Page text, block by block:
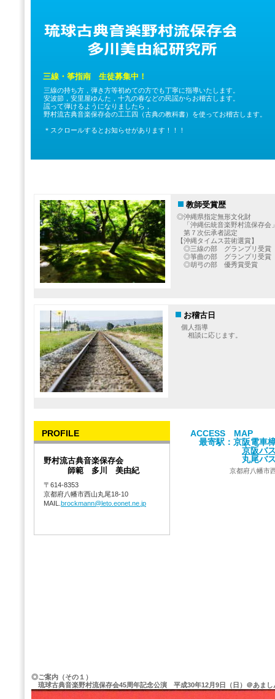
三線・筝指南 生徒募集中！
三線の持ち方，弾き方等初めての方でも丁寧に指導いたします。
安波節，安里屋ゆんた，十九の春などの民謡からお稽古します。
謡って弾けるようになりましたら，
野村流古典音楽保存会の工工四（古典の教科書）を使ってお稽古します。
＊スクロールするとお知らせがあります！！！
教師受賞歴
◎沖縄県指定無形文化財
「沖縄伝統音楽野村流保存会
第７次伝承者認定
【沖縄タイムス芸術選賞】
◎三線の部 グランプリ受賞
◎箏曲の部 グランプリ受賞
◎胡弓の部 優秀賞受賞
お稽古日
個人指導
相談に応じます。
ACCESS MAP
最寄駅：京阪電車
京阪バ
丸尾バス
京都府八幡市
PROFILE
野村流古典音楽保存会
師範 多川 美由紀
〒614-8353
京都府八幡市西山丸尾18-10
MAIL. brockmann@leto.eonet.ne.jp
◎ご案内（その１）
琉球古典音楽野村流保存会45周年記念公演
平成30年12月9日（日）＠あま